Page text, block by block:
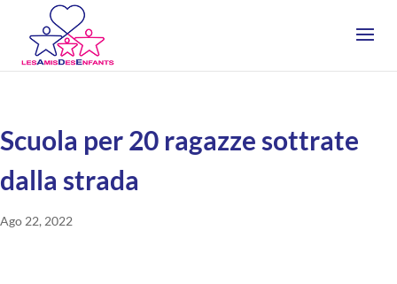
Scuola per 20 ragazze sottrate
dalla strada
Ago 22, 2022